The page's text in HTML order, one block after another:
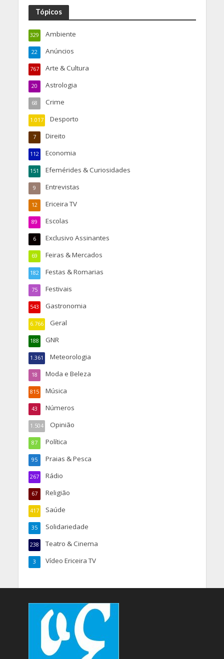
Tópicos
Ambiente
329
Anúncios
22
Arte & Cultura
767
Astrologia
20
Crime
68
Desporto
1.017
Direito
7
Economia
112
Efemérides & Curiosidades
151
Entrevistas
9
Ericeira TV
12
Escolas
89
Exclusivo Assinantes
6
Feiras & Mercados
69
Festas & Romarias
182
Festivais
75
Gastronomia
543
Geral
6.766
GNR
188
Meteorologia
1.361
Moda e Beleza
18
Música
815
Números
43
Opinião
1.504
Política
87
Praias & Pesca
95
Rádio
267
Religião
67
Saúde
417
Solidariedade
35
Teatro & Cinema
238
Vídeo Ericeira TV
3